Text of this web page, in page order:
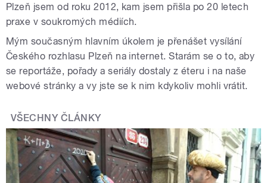
Plzeň jsem od roku 2012, kam jsem přišla po 20 letech
praxe v soukromých médiích.
Mým současným hlavním úkolem je přenášet vysílání
Českého rozhlasu Plzeň na internet. Starám se o to, aby
se reportáže, pořady a seriály dostaly z éteru i na naše
webové stránky a vy jste se k nim kdykoliv mohli vrátit.
VŠECHNY ČLÁNKY